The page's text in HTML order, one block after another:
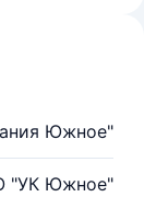
Южное"
"УК Южное"